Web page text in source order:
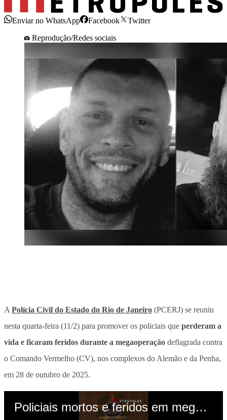
Enviar no WhatsApp Facebook
Twitter
Reprodução/Redes sociais
A Polícia Civil do Estado do Rio de Janeiro (PCERJ) se reuniu
nesta quarta-feira (11/2) para promover os policiais que perderam a
vida e ficaram feridos durante a megaoperação deflagrada contra
o Comando Vermelho (CV), nos complexos do Alemão e da Penha,
em 28 de outubro de 2025.